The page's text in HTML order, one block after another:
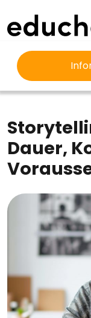
EDUCHECK
Dauer,